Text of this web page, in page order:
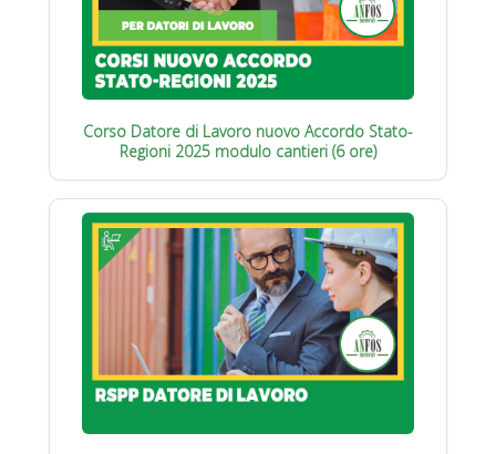
Corso Datore di Lavoro nuovo Accordo Stato-
Regioni 2025 modulo cantieri (6 ore)